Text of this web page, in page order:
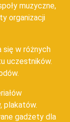
muzyczne,
organizacji
się w różnych
uczestników.
plakatów.
gadżety dla